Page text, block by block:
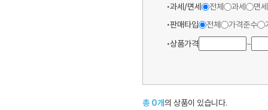
과세/면세
전체 과세
면세
판매타입
전체 가격준수
상품가격
~
총 0개의 상품이 있습니다.